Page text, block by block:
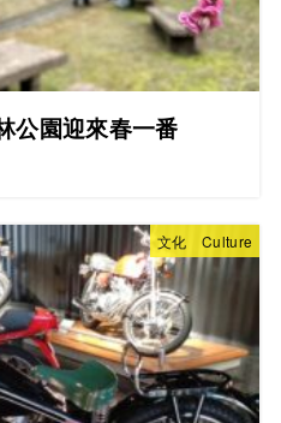
公園迎來春一番
文化 Culture